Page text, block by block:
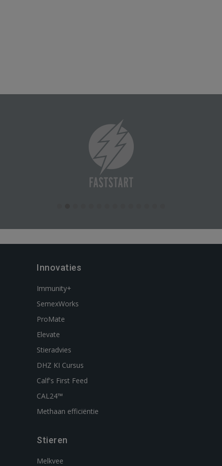
Innovaties
Immunity+
SemexWorks
ProMate
Elevate
Stieradvies
DHZ KI Cursus
Calf's First Feed
CAL24™
Methaan efficiëntie
Stieren
Melkvee